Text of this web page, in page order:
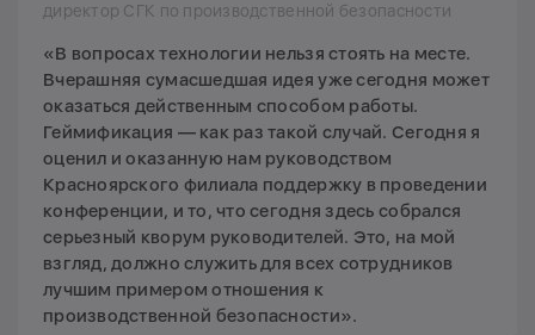
директор СГК по производственной безопасности
«В вопросах технологии нельзя стоять на месте.
Вчерашняя сумасшедшая идея уже сегодня может
оказаться действенным способом работы.
Геймификация — как раз такой случай. Сегодня я
оценил и оказанную нам руководством
Красноярского филиала поддержку в проведении
конференции, и то, что сегодня здесь собрался
серьезный кворум руководителей. Это, на мой
взгляд, должно служить для всех сотрудников
лучшим примером отношения к
производственной безопасности».